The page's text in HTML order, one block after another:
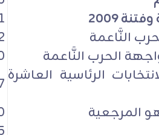
الرئاسية العاشرة